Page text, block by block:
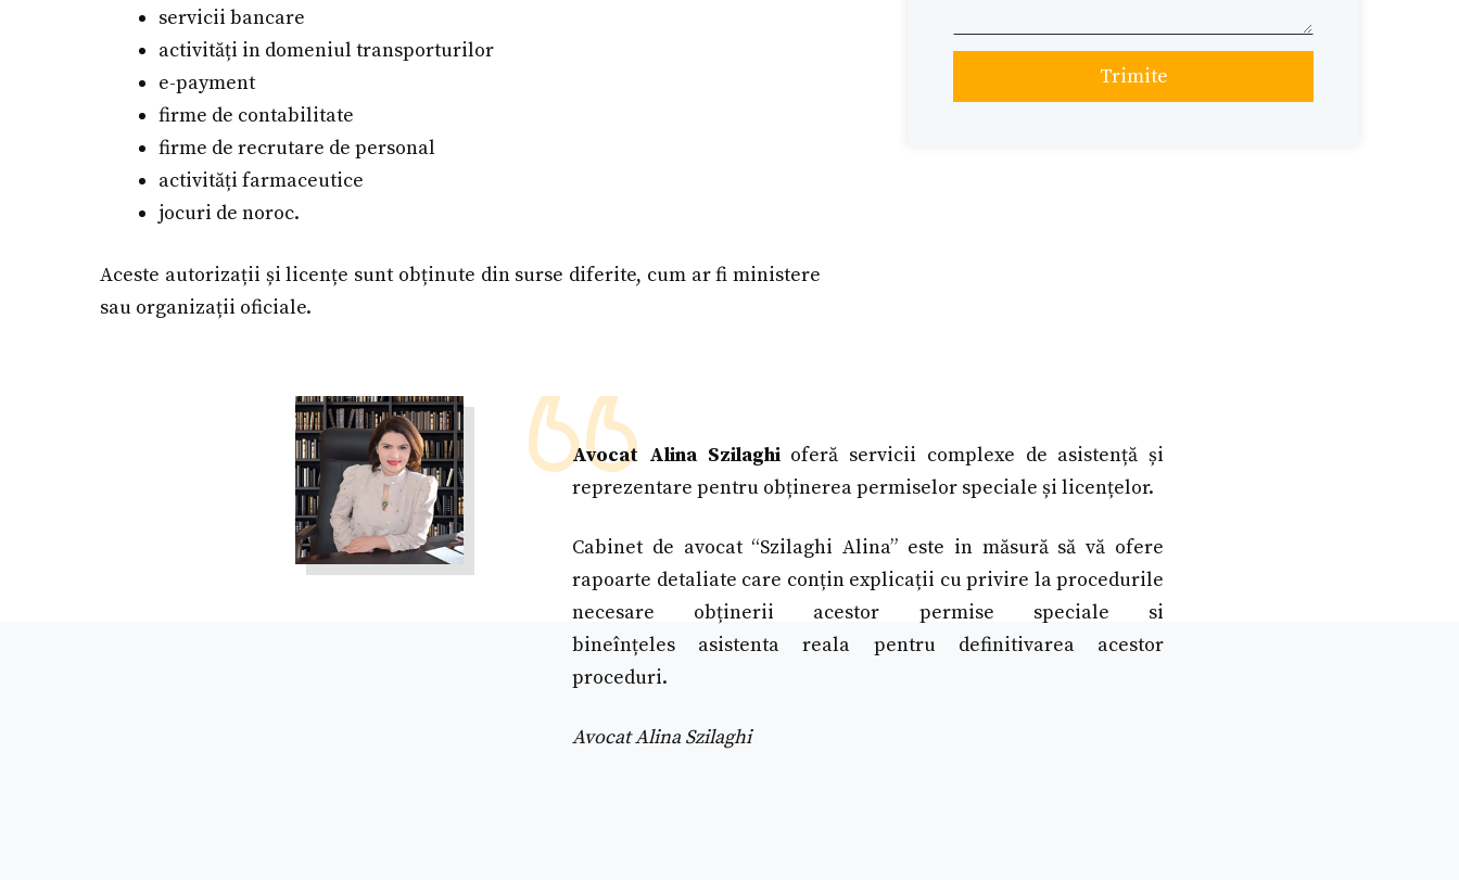
servicii bancare
activități in domeniul transporturilor
e-payment
firme de contabilitate
firme de recrutare de personal
activități farmaceutice
jocuri de noroc.
Aceste autorizații și licențe sunt obținute din surse diferite, cum ar fi ministere
sau organizații oficiale.
Trimite
Avocat Alina Szilaghioferă servicii complexe de asistență și
reprezentare pentru obținerea permiselor speciale și licențelor.
Cabinet de avocat “Szilaghi Alina” este in măsură să vă ofere
rapoarte detaliate care conțin explicații cu privire la procedurile
necesare obținerii acestor permise speciale si
bineînțeles asistenta reala pentru definitivarea acestor
proceduri.
Avocat Alina Szilaghi